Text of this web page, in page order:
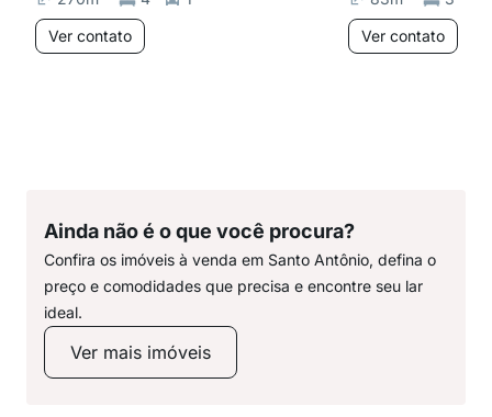
Ver contato
Ver contato
Ainda não é o que você procura?
Confira os imóveis à venda em Santo Antônio, defina o
preço e comodidades que precisa e encontre seu lar
ideal.
Ver mais imóveis